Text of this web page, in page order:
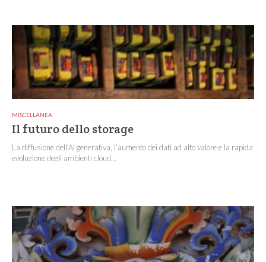
MISCELLANEA
Il futuro dello storage
La diffusione dell’AI generativa, l’aumento dei dati ad alto valore e la rapida
evoluzione degli ambienti cloud...